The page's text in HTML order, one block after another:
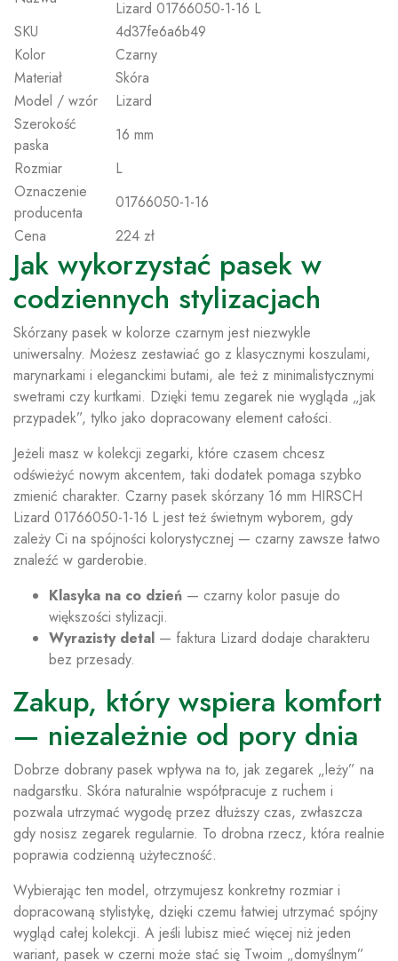
Lizard 01766050-1-16 L
SKU
4d37fe6a6b49
Kolor
Czarny
Materiał
Skóra
Model / wzór
Lizard
Szerokość
paska
16 mm
Rozmiar
L
Oznaczenie
producenta
01766050-1-16
Cena
224 zł
Jak wykorzystać pasek w
codziennych stylizacjach
Skórzany pasek w kolorze czarnym jest niezwykle
uniwersalny. Możesz zestawiać go z klasycznymi koszulami,
marynarkami i eleganckimi butami, ale też z minimalistycznymi
swetrami czy kurtkami. Dzięki temu zegarek nie wygląda „jak
przypadek”, tylko jako dopracowany element całości.
Jeżeli masz w kolekcji zegarki, które czasem chcesz
odświeżyć nowym akcentem, taki dodatek pomaga szybko
zmienić charakter. Czarny pasek skórzany 16 mm HIRSCH
Lizard 01766050-1-16 L jest też świetnym wyborem, gdy
zależy Ci na spójności kolorystycznej — czarny zawsze łatwo
znaleźć w garderobie.
Klasyka na co dzień — czarny kolor pasuje do
większości stylizacji.
Wyrazisty detal — faktura Lizard dodaje charakteru
bez przesady.
Zakup, który wspiera komfort
— niezależnie od pory dnia
Dobrze dobrany pasek wpływa na to, jak zegarek „leży” na
nadgarstku. Skóra naturalnie współpracuje z ruchem i
pozwala utrzymać wygodę przez dłuższy czas, zwłaszcza
gdy nosisz zegarek regularnie. To drobna rzecz, która realnie
poprawia codzienną użyteczność.
Wybierając ten model, otrzymujesz konkretny rozmiar i
dopracowaną stylistykę, dzięki czemu łatwiej utrzymać spójny
wygląd całej kolekcji. A jeśli lubisz mieć więcej niż jeden
wariant, pasek w czerni może stać się Twoim „domyślnym”